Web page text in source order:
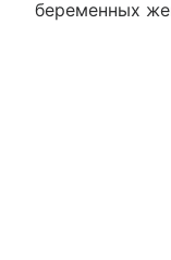
беременных